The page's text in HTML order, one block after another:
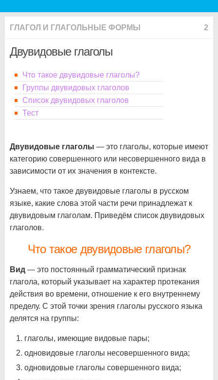
ГЛАГОЛ И ГЛАГОЛЬНЫЕ ФОРМЫ 2
Двувидовые глаголы
Что такое двувидовые глаголы?
Группы двувидовых глаголов
Список двувидовых глаголов
Тест
Двувидовые глаголы — это глаголы, которые имеют
категорию совершенного или несовершенного вида в
зависимости от их значения в контексте.
Узнаем, что такое двувидовые глаголы в русском
языке, какие слова этой части речи принадлежат к
двувидовым глаголам. Приведём список двувидовых
глаголов.
Что такое двувидовые глаголы?
Вид — это постоянный грамматический признак
глагола, который указывает на характер протекания
действия во времени, отношение к его внутреннему
пределу. С этой точки зрения глаголы русского языка
делятся на группы:
глаголы, имеющие видовые пары;
одновидовые глаголы несовершенного вида;
одновидовые глаголы совершенного вида;